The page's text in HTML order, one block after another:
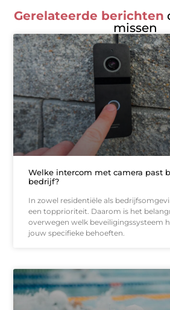
Gerelateerde berichten
missen
Welke intercom met camera past
bedrijf?
In zowel residentiële als
een topprioriteit. Daarom is het
overwegen welk beveiligingssysteem
jouw specifieke behoeften.